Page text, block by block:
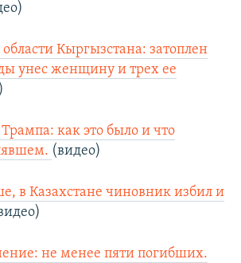
Кыргызстана: затоплен
унес женщину и трех ее
как это было и что
(видео)
в Казахстане чиновник избил и
не менее пяти погибших.